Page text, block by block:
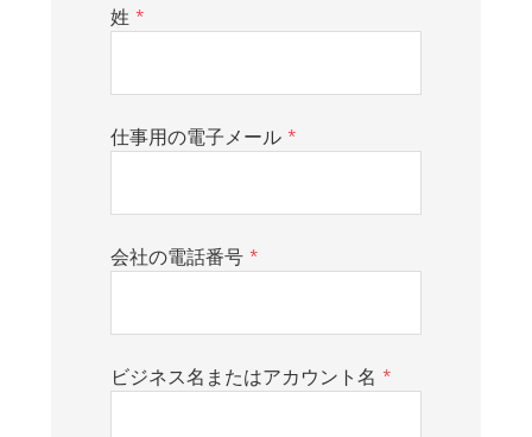
姓 *
仕事用の電子メール *
会社の電話番号 *
ビジネス名またはアカウント名 *